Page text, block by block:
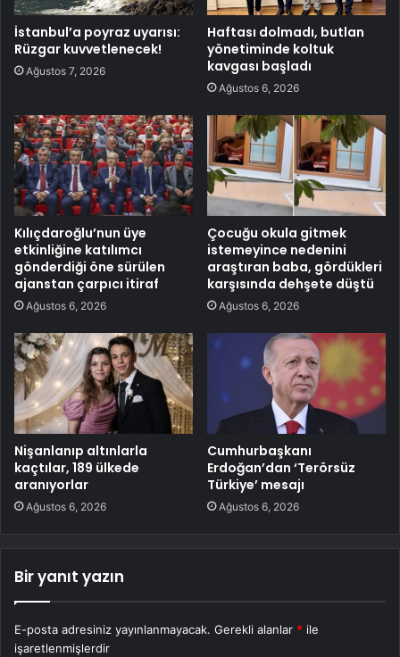
İstanbul’a poyraz uyarısı:
Rüzgar kuvvetlenecek!
Ağustos 7, 2026
Haftası dolmadı, butlan
yönetiminde koltuk
kavgası başladı
Ağustos 6, 2026
Kılıçdaroğlu’nun üye
etkinliğine katılımcı
gönderdiği öne sürülen
ajanstan çarpıcı itiraf
Ağustos 6, 2026
Çocuğu okula gitmek
istemeyince nedenini
araştıran baba, gördükleri
karşısında dehşete düştü
Ağustos 6, 2026
Nişanlanıp altınlarla
kaçtılar, 189 ülkede
aranıyorlar
Ağustos 6, 2026
Cumhurbaşkanı
Erdoğan’dan ‘Terörsüz
Türkiye’ mesajı
Ağustos 6, 2026
Bir yanıt yazın
E-posta adresiniz yayınlanmayacak. Gerekli alanlar * ile
işaretlenmişlerdir